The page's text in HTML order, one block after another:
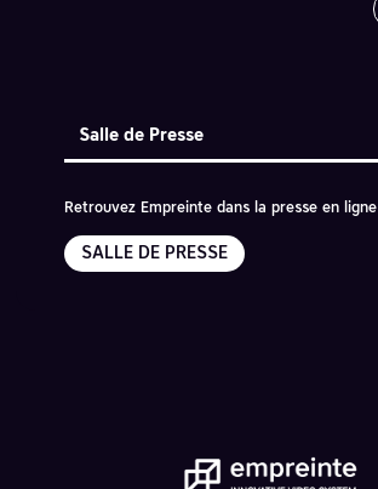
Salle de Presse
Retrouvez Empreinte dans la presse en ligne
SALLE DE PRESSE